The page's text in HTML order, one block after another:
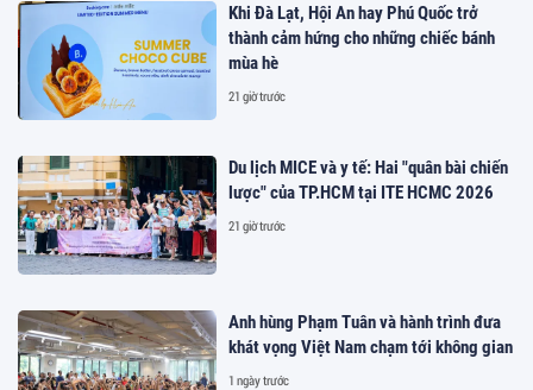
Khi Đà Lạt, Hội An hay Phú Quốc trở
thành cảm hứng cho những chiếc bánh
mùa hè
21 giờ trước
Du lịch MICE và y tế: Hai "quân bài chiến
lược" của TP.HCM tại ITE HCMC 2026
21 giờ trước
Anh hùng Phạm Tuân và hành trình đưa
khát vọng Việt Nam chạm tới không gian
1 ngày trước